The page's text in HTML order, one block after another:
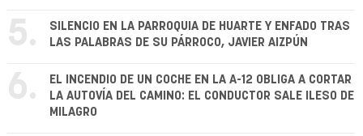
5.
SILENCIO EN LA PARROQUIA DE HUARTE Y ENFADO TRAS
LAS PALABRAS DE SU PÁRROCO, JAVIER AIZPÚN
6.
EL INCENDIO DE UN COCHE EN LA A-12 OBLIGA A CORTAR
LA AUTOVÍA DEL CAMINO: EL CONDUCTOR SALE ILESO DE
MILAGRO